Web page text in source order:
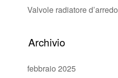
Valvole radiatore d’arredo
Archivio
febbraio 2025